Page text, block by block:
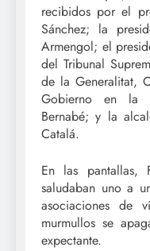
recibidos por el
Sánchez; la
Armengol; el
del Tribunal
de la Generalitat,
Gobierno en la
Bernabé; y la
Catalá.
En las pantallas,
saludaban uno a
asociaciones de
murmullos se
expectante.